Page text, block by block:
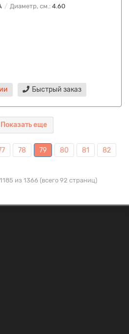
Диаметр, см.: 4.60
Быстрый заказ
Показать еще
78 79 80 81
82
из 1366 (всего 92 страниц)